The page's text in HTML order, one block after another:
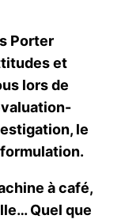
Porter
et
lors de
le
à café,
Quel que